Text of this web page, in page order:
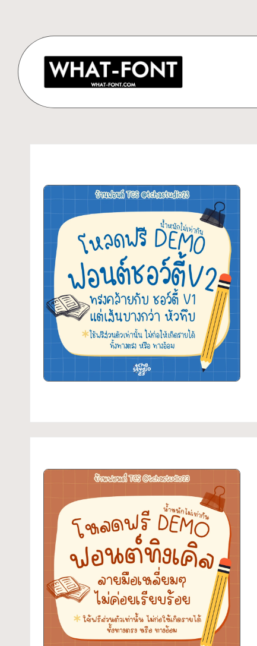
content
า
น์
โ
ห
ล
ด
ฟ
อ
น
ฟ
ม
ฟ
อ
น
ฟอนต์
ใช้ได้
โปร
เจ
What-
Font